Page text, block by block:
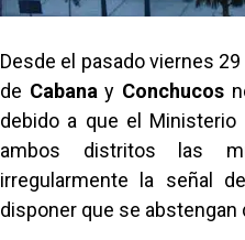
Desde el pasado viernes
de Cabana y Conchucos
debido a que el
ambos distritos las
irregularmente la señal
disponer que se